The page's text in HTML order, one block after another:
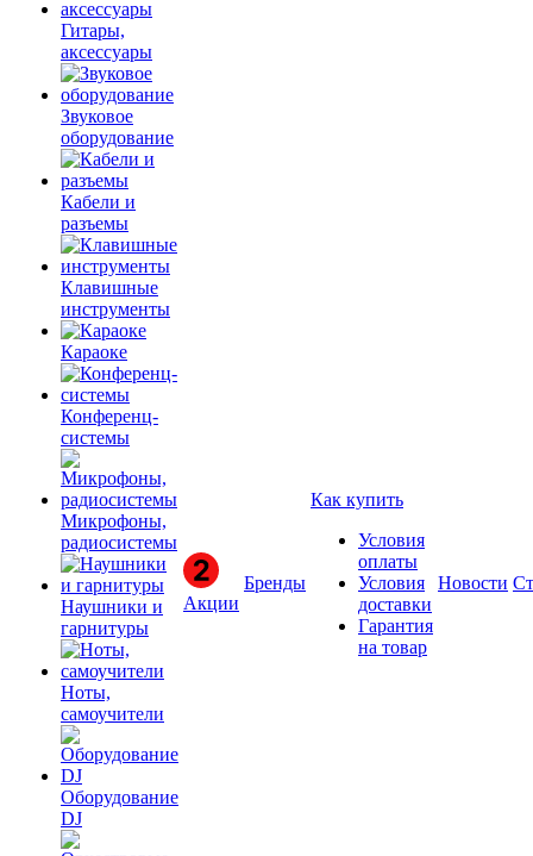
Гитары,
аксессуары
Звуковое
оборудование
Кабели и
разъемы
Клавишные
инструменты
Караоке
Конференц-
системы
Микрофоны,
радиосистемы
Наушники и
гарнитуры
Ноты,
самоучители
Оборудование
DJ
Акции
Бренды
Как купить
Условия
оплаты
Условия
доставки
Гарантия
на товар
Новости